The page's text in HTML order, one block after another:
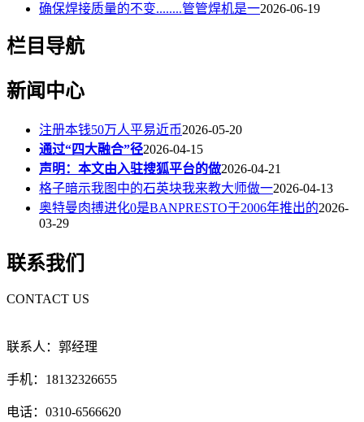
确保焊接质量的不变........管管焊机是一2026-06-19
栏目导航
新闻中心
注册本钱50万人平易近币2026-05-20
通过“四大融合”径2026-04-15
声明：本文由入驻搜狐平台的做2026-04-21
格子暗示我图中的石英块我来教大师做一2026-04-13
奥特曼肉搏进化0是BANPRESTO于2006年推出的2026-
03-29
联系我们
CONTACT US
联系人：郭经理
手机：18132326655
电话：0310-6566620